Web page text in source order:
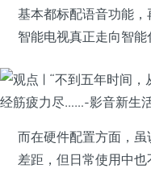
基本都标配语音功能
智能电视真正走向智能
而在硬件配置方面，
差距，但日常使用中